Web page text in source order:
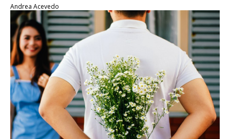
Andrea Acevedo